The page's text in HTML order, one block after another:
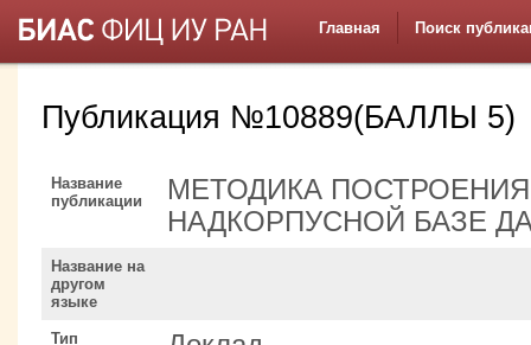
Главная Поиск
Публикация №10889(БАЛЛЫ 5)
Название
публикации
МЕТОДИКА
НАДКОРПУСНОЙ БАЗЕ
Название на
другом
языке
Тип